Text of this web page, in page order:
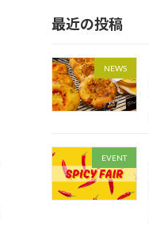
最近の投稿
NEWS
EVENT